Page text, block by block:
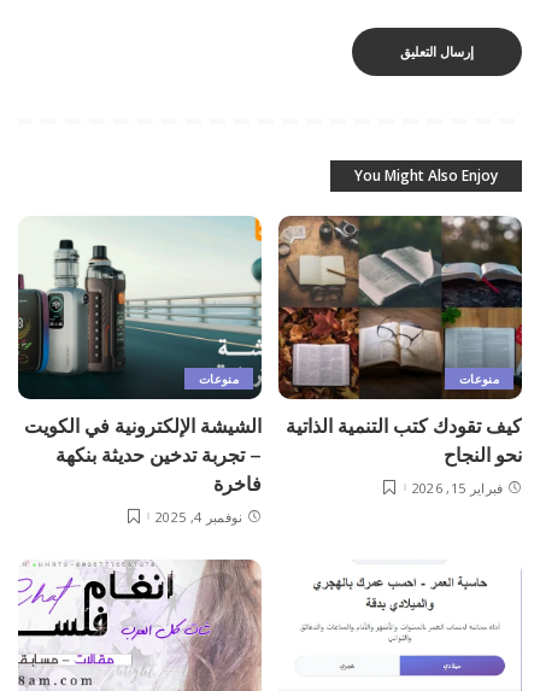
You Might Also Enjoy
منوعات
كيف تقودك كتب التنمية الذاتية
نحو النجاح
فبراير 15, 2026
منوعات
الشيشة الإلكترونية في الكويت
– تجربة تدخين حديثة بنكهة
فاخرة
نوفمبر 4, 2025